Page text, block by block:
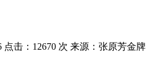
点击：12670 次 来源：张原芳金牌